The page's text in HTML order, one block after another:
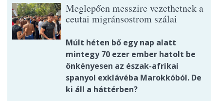
Meglepően messzire vezethetnek a
ceutai migránsostrom szálai
Múlt héten bő egy nap alatt
mintegy 70 ezer ember hatolt be
önkényesen az észak-afrikai
spanyol exklávéba Marokkóból. De
ki áll a háttérben?